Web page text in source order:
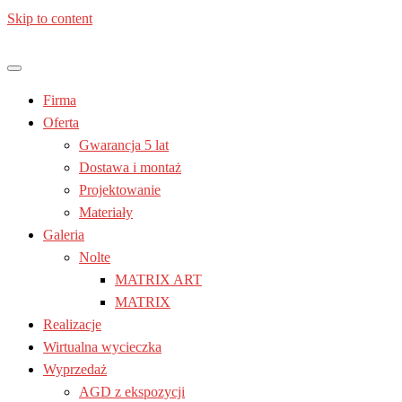
Skip to content
Meble kuchenne – Laura | Nolte
| Lublin
Firma
Oferta
Gwarancja 5 lat
Dostawa i montaż
Projektowanie
Materiały
Galeria
Nolte
MATRIX ART
MATRIX
Realizacje
Wirtualna wycieczka
Wyprzedaż
AGD z ekspozycji